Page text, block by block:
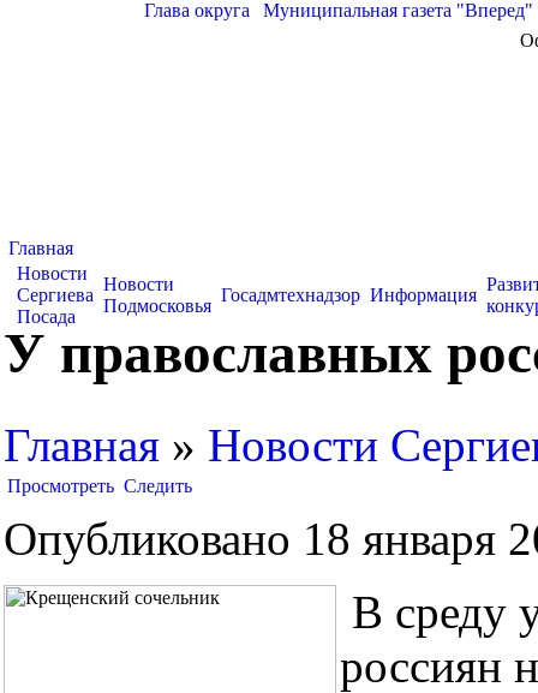
Глава округа Муниципальная газета "Вперед"
Главная
Новости
Сергиева
Посада
Новости
Подмосковья
Госадмтехнадзор Информация
У православных
Главная » Новости
Просмотреть Следить
Опубликовано 18 января
В среду
россиян